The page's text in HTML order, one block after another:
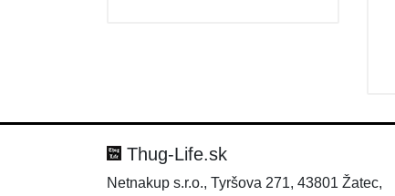
Thug-Life.sk
Netnakup s.r.o., Tyršova 271, 43801 Žatec,